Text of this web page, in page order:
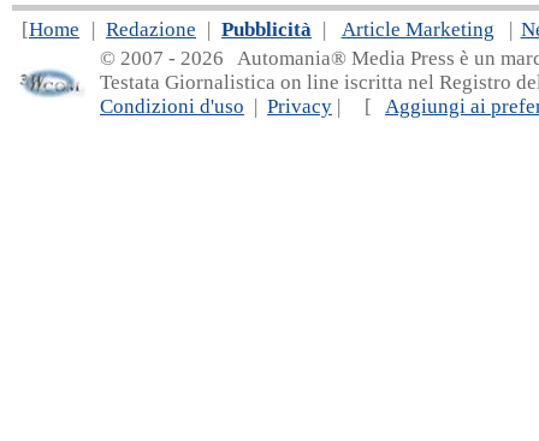
[Home | Redazione | Pubblicità | Article Marketing |
© 2007 - 2026 Automania® Media Press è un
Testata Giornalistica on line iscritta nel Registro
Condizioni d'uso | Privacy | [ Aggiungi ai